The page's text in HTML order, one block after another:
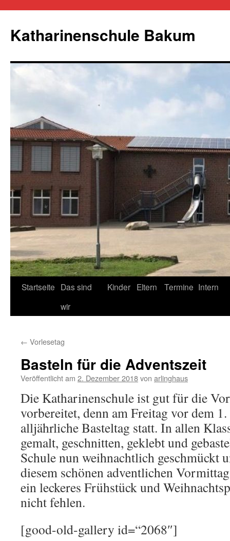
springen
Katharinenschule Bakum
Startseite Das sind
wir
Kinder Eltern Termine Intern
← Vorlesetag
Basteln für die Adventszeit
Veröffentlicht am 2. Dezember 2018von arlinghaus
Die Katharinenschule ist gut für die
vorbereitet, denn am Freitag vor dem
alljährliche Basteltag statt. In allen
gemalt, geschnitten, geklebt und
Schule nun weihnachtlich geschmückt
diesem schönen adventlichen
ein leckeres Frühstück und
nicht fehlen.
[good-old-gallery id=“2068″]